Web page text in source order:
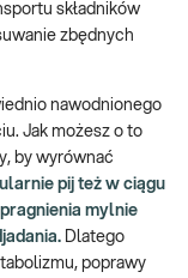
składników
zbędnych
nawodnionego
Jak możesz o to
by wyrównać
pij też w ciągu
mylnie
Dlatego
poprawy